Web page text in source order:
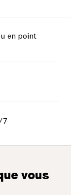
en point
7
vous